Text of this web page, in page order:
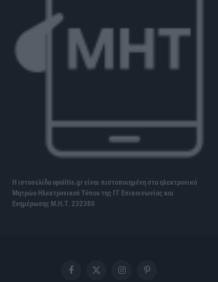
Η ιστοσελίδα opolitis.gr είναι πιστοποιημένη στο ηλεκτρονικό
Μητρώο Ηλεκτρονικού Τύπου της ΓΓ Επικοινωνίας και
Ενημέρωσης Μ.Η.Τ. 232380
FacebookX
InstagramPinterest